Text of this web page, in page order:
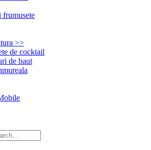
frumusete
>>
de cocktail
de baut